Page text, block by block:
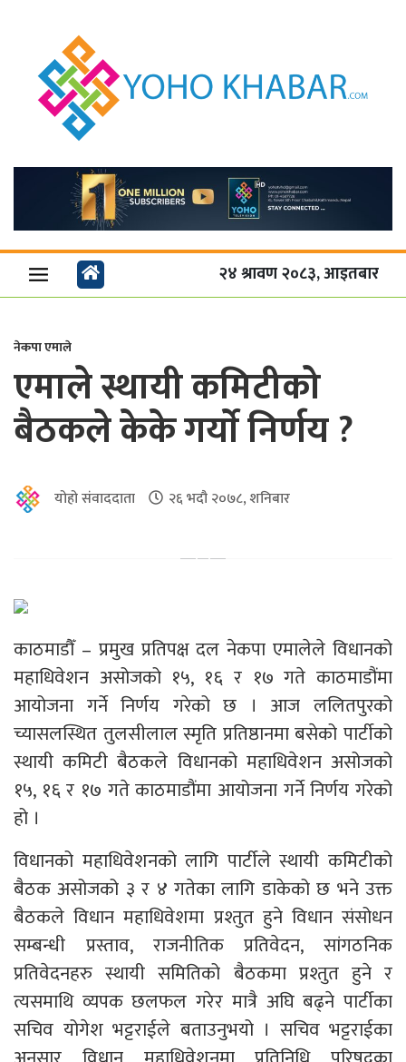
२४ श्रावण २०८३, आइतबार
नेकपा एमाले
एमाले स्थायी कमिटीको
बैठकले केके गर्याे निर्णय ?
योहो संवाददाता २६ भदौ २०७८, शनिबार
काठमाडौँ – प्रमुख प्रतिपक्ष दल नेकपा एमालेले विधानको
महाधिवेशन असोजको १५, १६ र १७ गते काठमाडौंमा
आयोजना गर्ने निर्णय गरेको छ । आज ललितपुरको
च्यासलस्थित तुलसीलाल स्मृति प्रतिष्ठानमा बसेको पार्टीको
स्थायी कमिटी बैठकले विधानको महाधिवेशन असोजको
१५, १६ र १७ गते काठमाडौंमा आयोजना गर्ने निर्णय गरेको
हो ।
विधानको महाधिवेशनको लागि पार्टीले स्थायी कमिटीको
बैठक असोजको ३ र ४ गतेका लागि डाकेको छ भने उक्त
बैठकले विधान महाधिवेशमा प्रश्तुत हुने विधान संसोधन
सम्बन्धी प्रस्ताव, राजनीतिक प्रतिवेदन, सांगठनिक
प्रतिवेदनहरु स्थायी समितिको बैठकमा प्रश्तुत हुने र
त्यसमाथि व्यपक छलफल गरेर मात्रै अघि बढ्ने पार्टीका
सचिव योगेश भट्टराईले बताउनुभयो । सचिव भट्टराईका